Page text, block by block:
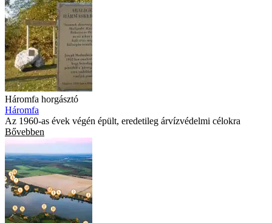
Háromfa horgásztó
Háromfa
Az 1960-as évek végén épült, eredetileg árvízvédelmi célokra
Bővebben